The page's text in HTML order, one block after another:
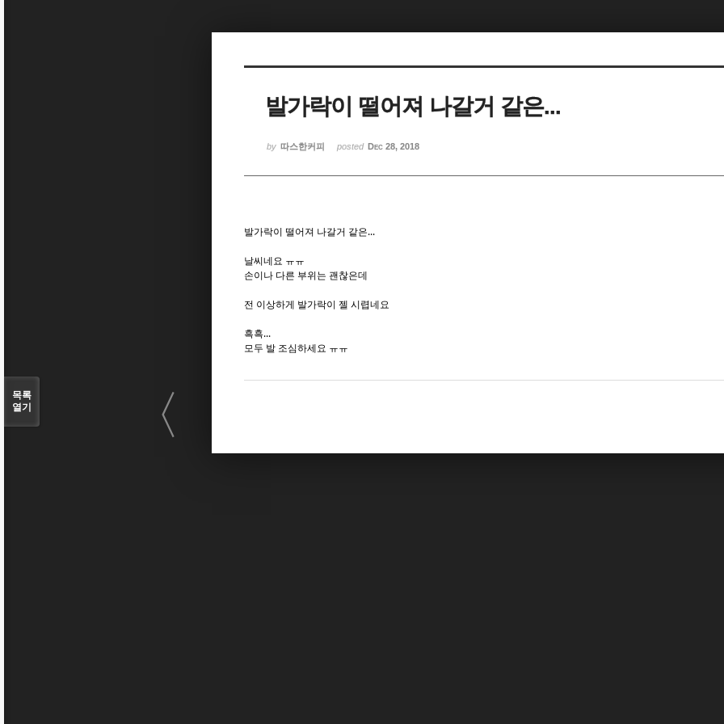
발가락이 떨어져 나갈거 같은...
by 따스한커피 posted Dec 28, 2018
발가락이 떨어져 나갈거 같은...
날씨네요 ㅠㅠ
손이나 다른 부위는 괜찮은데
전 이상하게 발가락이 젤 시렵네요
흑흑...
모두 발 조심하세요 ㅠㅠ
〈
목록
열기
Sketchbook5, 스케치북5
Sketchbook5, 스케치북5
Sketchbook5, 스케치북5
Sketchbook5, 스케치북5